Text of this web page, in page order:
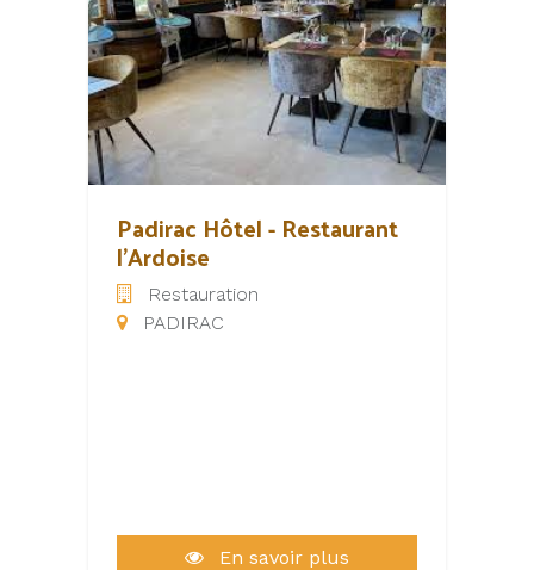
Padirac Hôtel - Restaurant
l'Ardoise
Restauration
PADIRAC
En savoir plus